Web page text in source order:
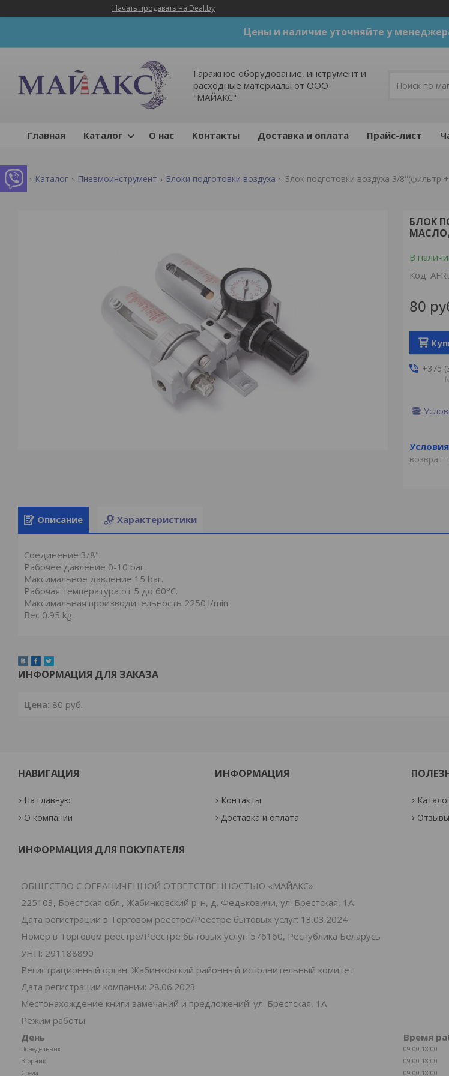
Начать продавать на Deal.by
Цены и наличие уточняйте у
Гаражное оборудование, инструмент и
расходные материалы от ООО
"МАЙАКС"
Главная Каталог О нас Контакты Доставка и оплата Прайс-лист
Каталог Пневмоинструмент Блоки подготовки воздуха Блок подготовки воздуха 3/8''(фильтр
БЛОК
В
Код:
80
+375
возврат
Описание Характеристики
Соединение 3/8".
Рабочее давление 0-10 bar.
Максимальное давление 15 bar.
Рабочая температура от 5 до 60°C.
Максимальная производительность 2250 l/min.
Вес 0.95 kg.
ИНФОРМАЦИЯ ДЛЯ ЗАКАЗА
Цена: 80 руб.
НАВИГАЦИЯ
На главную
О компании
ИНФОРМАЦИЯ
Контакты
Доставка и оплата
Отзывы
ИНФОРМАЦИЯ ДЛЯ ПОКУПАТЕЛЯ
ОБЩЕСТВО С ОГРАНИЧЕННОЙ ОТВЕТСТВЕННОСТЬЮ «МАЙАКС»
225103, Брестская обл., Жабинковский р-н, д. Федьковичи, ул. Брестская, 1А
Дата регистрации в Торговом реестре/Реестре бытовых услуг: 13.03.2024
Номер в Торговом реестре/Реестре бытовых услуг: 576160, Республика Беларусь
УНП: 291188890
Регистрационный орган: Жабинковский районный исполнительный комитет
Дата регистрации компании: 28.06.2023
Местонахождение книги замечаний и предложений: ул. Брестская, 1А
Режим работы:
День
Время
Понедельник
09:00-18:00
Вторник
09:00-18:00
Среда
09:00-18:00